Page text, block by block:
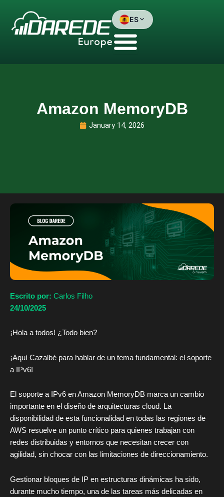
content
ES
Brasil
English
Amazon MemoryDB
January 14, 2026
Escrito por: Carlos Filho
24/10/2025
¡Hola a todos! ¿Todo bien?
¡Aquí Cazalbé para hablar de un tema fundamental: el soporte
a IPv6!
El soporte a IPv6 en Amazon MemoryDB marca un cambio
importante en el diseño de arquitecturas cloud. La
disponibilidad de esta funcionalidad en todas las regiones de
AWS resuelve un punto crítico para quienes trabajan con
redes distribuidas y entornos que necesitan crecer con
agilidad, sin chocar con las limitaciones de direccionamiento.
Gestionar bloques de IP en estructuras dinámicas ha sido,
durante mucho tiempo, una de las tareas más delicadas en